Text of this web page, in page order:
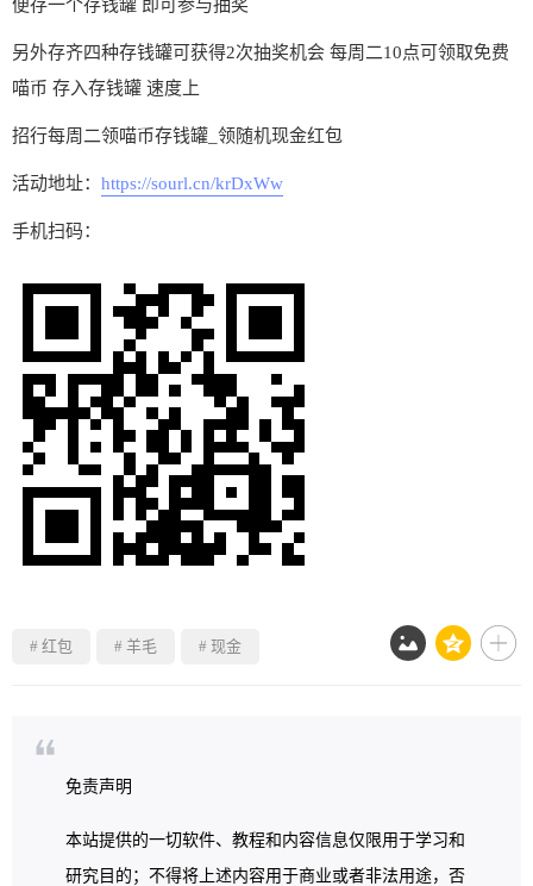
便存一个存钱罐 即可参与抽奖
另外存齐四种存钱罐可获得2次抽奖机会 每周二10点可领取免费
喵币 存入存钱罐 速度上
招行每周二领喵币存钱罐_领随机现金红包
活动地址： https://sourl.cn/krDxWw
手机扫码：
# 红包 # 羊毛 # 现金
免责声明
本站提供的一切软件、教程和内容信息仅限用于学习和
研究目的；不得将上述内容用于商业或者非法用途，否